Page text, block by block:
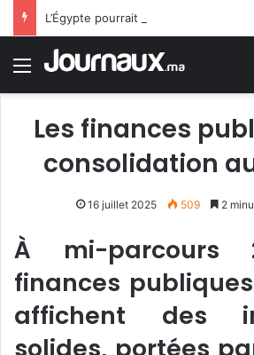
Menu
Les finances
consolidation au
16 juillet 2025 509 2
À mi-parcours
finances
affichent des